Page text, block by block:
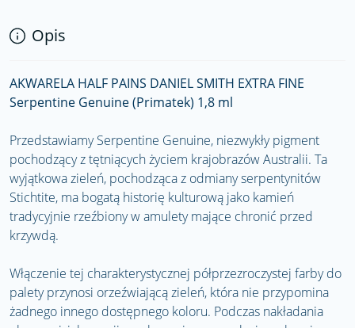
Opis
AKWARELA HALF PAINS DANIEL SMITH EXTRA FINE
Serpentine Genuine (Primatek) 1,8 ml
Przedstawiamy Serpentine Genuine, niezwykły pigment
pochodzący z tętniących życiem krajobrazów Australii. Ta
wyjątkowa zieleń, pochodząca z odmiany serpentynitów
Stichtite, ma bogatą historię kulturową jako kamień
tradycyjnie rzeźbiony w amulety mające chronić przed
krzywdą.
Włączenie tej charakterystycznej półprzezroczystej farby do
palety przynosi orzeźwiającą zieleń, która nie przypomina
żadnego innego dostępnego koloru. Podczas nakładania